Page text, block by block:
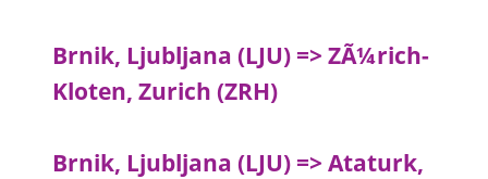
Brnik, Ljubljana (LJU) => ZÃ¼rich-
Kloten, Zurich (ZRH)
Brnik, Ljubljana (LJU) => Ataturk,